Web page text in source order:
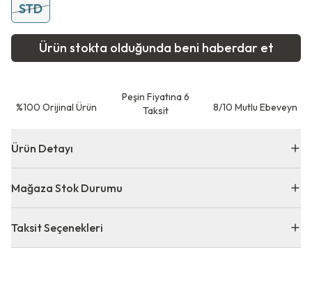
STD
Ürün stokta olduğunda beni haberdar et
⁠%100 Orijinal Ürün
Peşin Fiyatına 6
Taksit
8/10 Mutlu Ebeveyn
Ürün Detayı
Mağaza Stok Durumu
Taksit Seçenekleri